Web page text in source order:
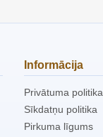
Informācija
Privātuma politika
Sīkdatņu politika
Pirkuma līgums